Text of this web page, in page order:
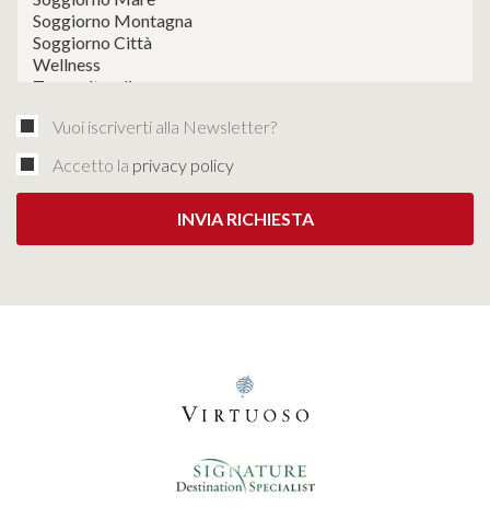
Vuoi iscriverti alla Newsletter?
Accetto la privacy policy
INVIA RICHIESTA